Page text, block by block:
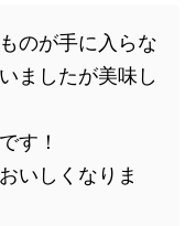
のが手に入らな
ましたが美味し
す！
いしくなりま